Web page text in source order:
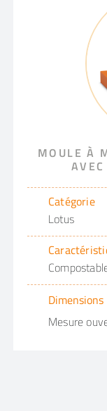
MOULE À
Catégorie
Lotus
Dimensions
Mesure